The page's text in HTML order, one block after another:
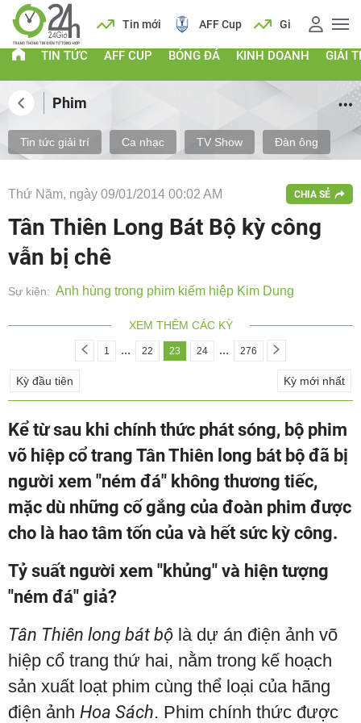
Lịch Tin mới AFF Cup Giá vàng
TIN TỨC AFF CUP BÓNG ĐÁ KINH DOANH GIẢI
Phim
Tin tức giải trí Ca nhạc TV Show Đàn ông
Thứ Năm, ngày 09/01/2014 00:02 AM CHIA SẺ
Tân Thiên Long Bát Bộ kỳ công
vẫn bị chê
Sự kiện: Anh hùng trong phim kiếm hiệp Kim Dung
XEM THÊM CÁC KỲ
1 ... 22 23 24 ... 276
Kỳ đầu tiên Kỳ mới nhất
Kể từ sau khi chính thức phát sóng, bộ phim
võ hiệp cổ trang Tân Thiên long bát bộ đã bị
người xem "ném đá" không thương tiếc,
mặc dù những cố gắng của đoàn phim được
cho là hao tâm tốn của và hết sức kỳ công.
Tỷ suất người xem "khủng" và hiện tượng
"ném đá" giả?
Tân Thiên long bát bộ là dự án điện ảnh võ
hiệp cổ trang thứ hai, nằm trong kế hoạch
sản xuất loạt phim cùng thể loại của hãng
điện ảnh Hoa Sách. Phim chính thức được